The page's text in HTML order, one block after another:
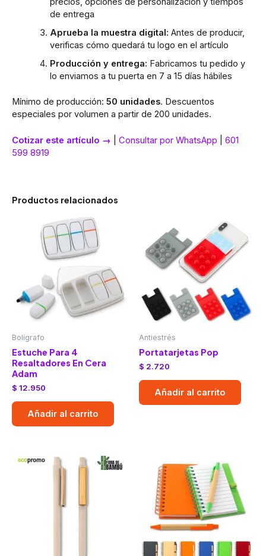
de entrega
Aprueba la muestra digital: Antes de producir,
verificas cómo quedará tu logo en el artículo
Producción y entrega: Fabricamos tu pedido y
lo enviamos a tu puerta en 7 a 15 días hábiles
Mínimo de producción: 50 unidades. Descuentos
especiales por volumen a partir de 200 unidades.
Cotizar este artículo → Consultar por WhatsApp
601
599 8919
Productos relacionados
Bolígrafo
Estuche Para 4
Resaltadores En Cera
Adam
$ 12.950
Añadir al carrito
Antiestrés
Portatarjetas Pop
$ 2.720
Añadir al carrito